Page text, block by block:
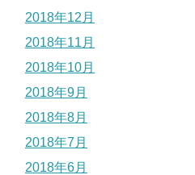
2018年12月
2018年11月
2018年10月
2018年9月
2018年8月
2018年7月
2018年6月